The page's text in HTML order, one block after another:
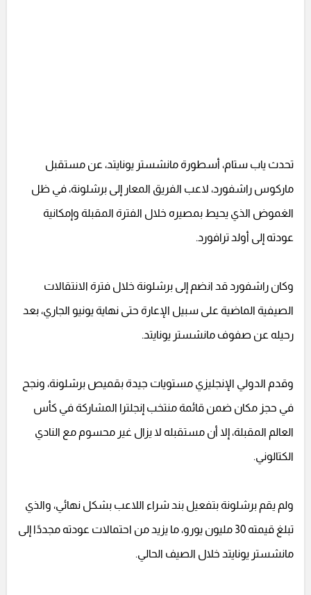
تحدث ياب ستام، أسطورة مانشستر يونايتد، عن مستقبل
ماركوس راشفورد، لاعب الفريق المعار إلى برشلونة، في ظل
الغموض الذي يحيط بمصيره خلال الفترة المقبلة وإمكانية
عودته إلى أولد ترافورد.
وكان راشفورد قد انضم إلى برشلونة خلال فترة الانتقالات
الصيفية الماضية على سبيل الإعارة حتى نهاية يونيو الجاري، بعد
رحيله عن صفوف مانشستر يونايتد.
وقدم الدولي الإنجليزي مستويات جيدة بقميص برشلونة، ونجح
في حجز مكان ضمن قائمة منتخب إنجلترا المشاركة في كأس
العالم المقبلة، إلا أن مستقبله لا يزال غير محسوم مع النادي
الكتالوني.
ولم يقم برشلونة بتفعيل بند شراء اللاعب بشكل نهائي، والذي
تبلغ قيمته 30 مليون يورو، ما يزيد من احتمالات عودته مجددًا إلى
مانشستر يونايتد خلال الصيف الحالي.